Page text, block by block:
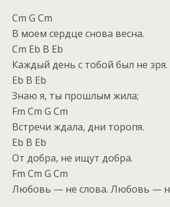
Cm G Cm
В моем сердце снова весна.
Cm Eb B Eb
Каждый день с тобой был не зря.
Eb B Eb
Знаю я, ты прошлым жила;
Fm Cm G Cm
Встречи ждала, дни торопя.
Eb B Eb
От добра, не ищут добра.
Fm Cm G Cm
Любовь — не слова. Любовь —